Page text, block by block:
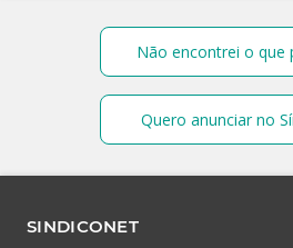
Não encontrei o que
Quero anunciar no
SINDICONET